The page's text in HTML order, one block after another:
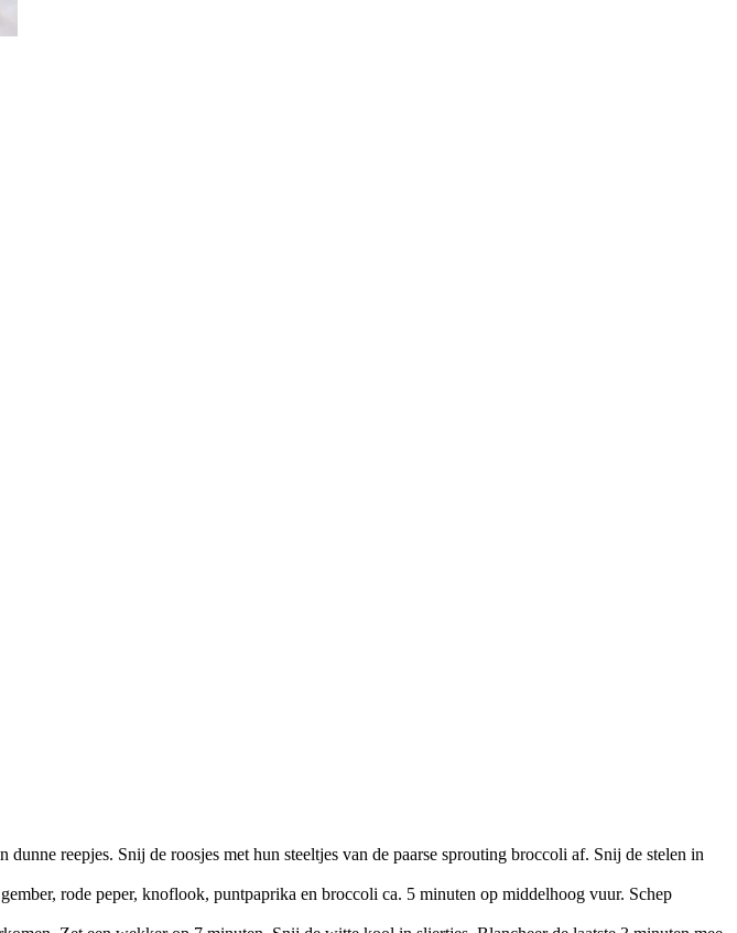
reepjes. Snij de roosjes met hun steeltjes van de paarse sprouting broccoli af. Snij de stelen in
rode peper, knoflook, puntpaprika en broccoli ca. 5 minuten op middelhoog vuur. Schep